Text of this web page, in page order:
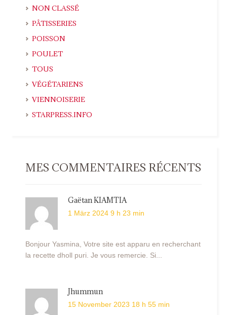
NON CLASSÉ
PÂTISSERIES
POISSON
POULET
TOUS
VÉGÉTARIENS
VIENNOISERIE
STARPRESS.INFO
MES COMMENTAIRES RÉCENTS
Gaëtan KIAMTIA
1 März 2024 9 h 23 min
Bonjour Yasmina, Votre site est apparu en recherchant
la recette dholl puri. Je vous remercie. Si...
Jhummun
15 November 2023 18 h 55 min